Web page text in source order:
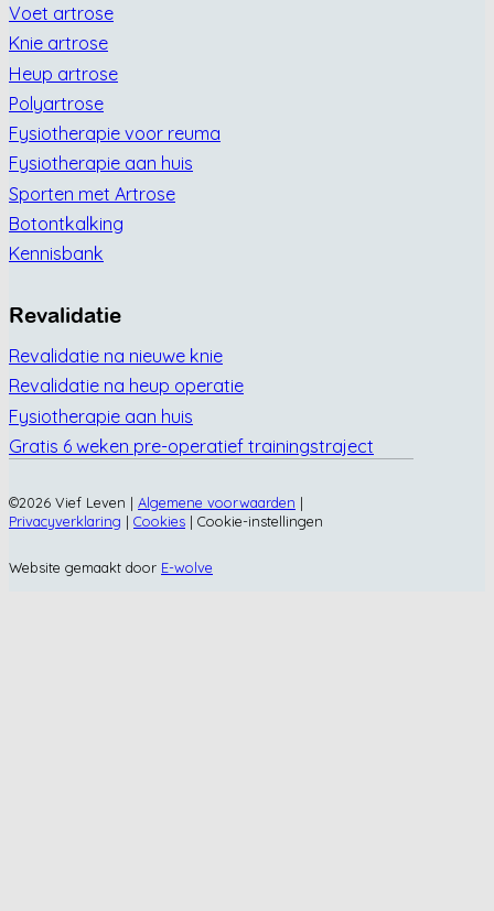
Voet artrose
Knie artrose
Heup artrose
Polyartrose
Fysiotherapie voor reuma
Fysiotherapie aan huis
Sporten met Artrose
Botontkalking
Kennisbank
Revalidatie
Revalidatie na nieuwe knie
Revalidatie na heup operatie
Fysiotherapie aan huis
Gratis 6 weken pre-operatief trainingstraject
©2026 Vief Leven | Algemene voorwaarden |
Privacyverklaring | Cookies | Cookie-instellingen
Website gemaakt door E-wolve